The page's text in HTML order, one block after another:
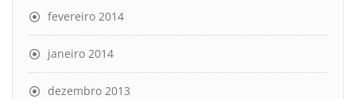
fevereiro 2014
janeiro 2014
dezembro 2013